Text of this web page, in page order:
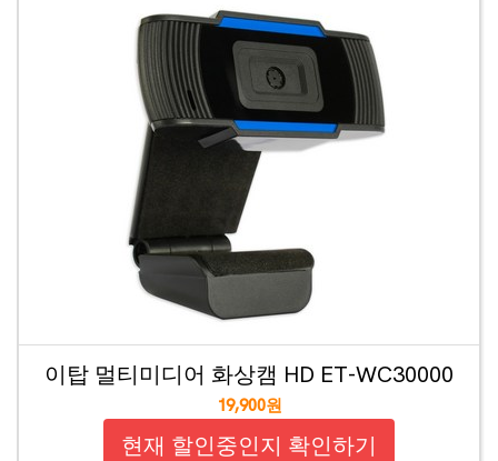
이탑 멀티미디어 화상캠 HD ET-WC30000
19,900원
현재 할인중인지 확인하기